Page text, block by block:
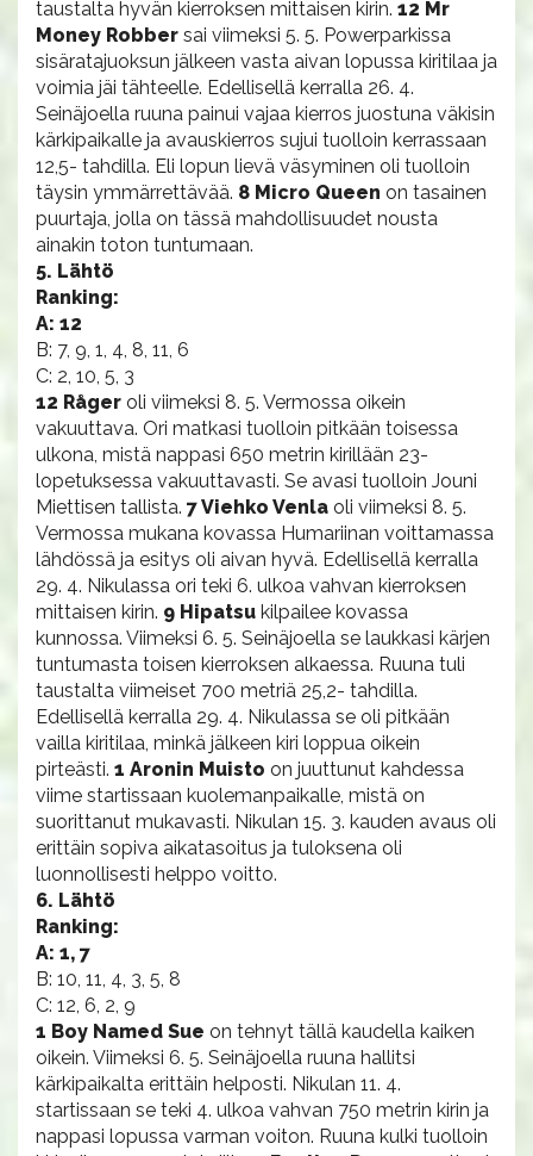
taustalta hyvän kierroksen mittaisen kirin. 12 Mr
Money Robber sai viimeksi 5. 5. Powerparkissa
sisäratajuoksun jälkeen vasta aivan lopussa kiritilaa ja
voimia jäi tähteelle. Edellisellä kerralla 26. 4.
Seinäjoella ruuna painui vajaa kierros juostuna väkisin
kärkipaikalle ja avauskierros sujui tuolloin kerrassaan
12,5- tahdilla. Eli lopun lievä väsyminen oli tuolloin
täysin ymmärrettävää. 8 Micro Queen on tasainen
puurtaja, jolla on tässä mahdollisuudet nousta
ainakin toton tuntumaan.
5. Lähtö
Ranking:
A: 12
B: 7, 9, 1, 4, 8, 11, 6
C: 2, 10, 5, 3
12 Råger oli viimeksi 8. 5. Vermossa oikein
vakuuttava. Ori matkasi tuolloin pitkään toisessa
ulkona, mistä nappasi 650 metrin kirillään 23-
lopetuksessa vakuuttavasti. Se avasi tuolloin Jouni
Miettisen tallista. 7 Viehko Venla oli viimeksi 8. 5.
Vermossa mukana kovassa Humariinan voittamassa
lähdössä ja esitys oli aivan hyvä. Edellisellä kerralla
29. 4. Nikulassa ori teki 6. ulkoa vahvan kierroksen
mittaisen kirin. 9 Hipatsu kilpailee kovassa
kunnossa. Viimeksi 6. 5. Seinäjoella se laukkasi kärjen
tuntumasta toisen kierroksen alkaessa. Ruuna tuli
taustalta viimeiset 700 metriä 25,2- tahdilla.
Edellisellä kerralla 29. 4. Nikulassa se oli pitkään
vailla kiritilaa, minkä jälkeen kiri loppua oikein
pirteästi. 1 Aronin Muisto on juuttunut kahdessa
viime startissaan kuolemanpaikalle, mistä on
suorittanut mukavasti. Nikulan 15. 3. kauden avaus oli
erittäin sopiva aikatasoitus ja tuloksena oli
luonnollisesti helppo voitto.
6. Lähtö
Ranking:
A: 1, 7
B: 10, 11, 4, 3, 5, 8
C: 12, 6, 2, 9
1 Boy Named Sue on tehnyt tällä kaudella kaiken
oikein. Viimeksi 6. 5. Seinäjoella ruuna hallitsi
kärkipaikalta erittäin helposti. Nikulan 11. 4.
startissaan se teki 4. ulkoa vahvan 750 metrin kirin ja
nappasi lopussa varman voiton. Ruuna kulki tuolloin